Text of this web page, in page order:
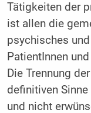
Tätigkeiten der
ist allen die
psychisches
PatientInnen
Die Trennung
definitiven Sinne
und nicht